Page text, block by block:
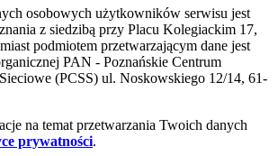
osobowych użytkowników serwisu jest
z siedzibą przy Placu Kolegiackim 17,
podmiotem przetwarzającym dane jest
PAN - Poznańskie Centrum
(PCSS) ul. Noskowskiego 12/14, 61-
na temat przetwarzania Twoich danych
prywatności.